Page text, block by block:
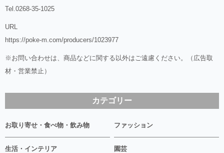
Tel.0268-35-1025
URL
https://poke-m.com/producers/1023977
※お問い合わせは、商品などに関する以外はご遠慮ください。（広告取
材・営業禁止）
カテゴリー
お取り寄せ・食べ物・飲み物 ファッション
生活・インテリア 園芸